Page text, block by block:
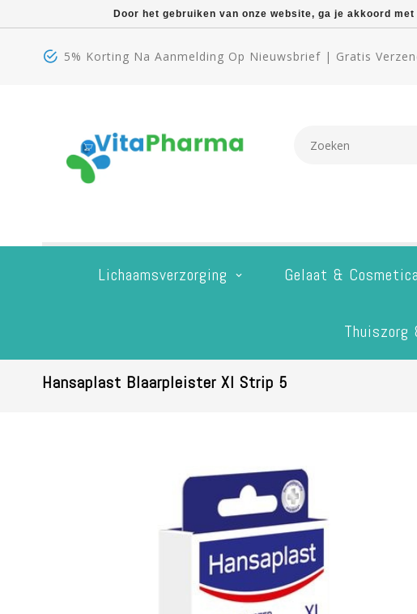
5% Korting Na Aanmelding Op Nieuwsbrief | Gratis
Lichaamsverzorging Gelaat & Cosmetica
Thuiszorg
Hansaplast Blaarpleister Xl Strip 5
Door het gebruiken van onze website, ga je akkoord